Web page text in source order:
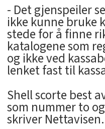
- Det gjenspeiler
ikke kunne bruke
stede for å finne
katalogene som
og ikke ved
lenket fast til
Shell scorte best
som nummer to
skriver Nettavisen.